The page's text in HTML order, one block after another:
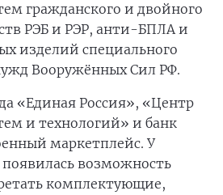
гражданского и двойного
РЭБ и РЭР, анти-БПЛА и
изделий специального
Вооружённых Сил РФ.
«Единая Россия», «Центр
и технологий» и банк
маркетплейс. У
возможность
комплектующие,